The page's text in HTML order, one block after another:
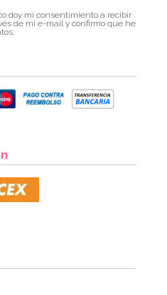
doy mi consentimiento a recibir
de mi e-mail y confirmo que he